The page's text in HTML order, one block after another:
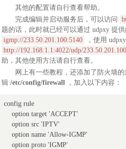
其他的配置请自行查看帮助。
完成编辑并启动服务后，可以访问
题的话，此时就已经可以通过 udpxy 提
igmp://233.50.201.100:5140
，使用
http://192.168.1.1:4022/udp/
助，其他使用方法请自行查看。
网上有一些教程，还添加了防火墙
辑 /etc/config/firewall ，加入以下内容：
config rule
    option target 'ACCEPT'
    option src 'IPTV'
    option name 'Allow-IGMP'
    option proto 'IGMP'